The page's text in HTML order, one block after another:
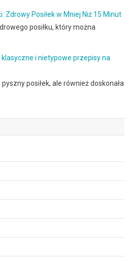
Zdrowy Posiłek w Mniej Niż 15 Minut
posiłku, który można
i nietypowe przepisy na
posiłek, ale również doskonała